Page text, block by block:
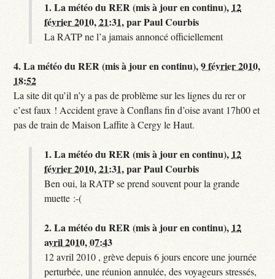
1.La météo du RER (mis à jour en continu), 12
février 2010, 21:31,parPaul Courbis
La RATP ne l’a jamais annoncé officiellement
4.La météo du RER (mis à jour en continu),9 février 2010,
18:52
La site dit qu’il n’y a pas de problème sur les lignes du rer or
c’est faux ! Accident grave à Conflans fin d’oise avant 17h00 et
pas de train de Maison Laffite à Cergy le Haut.
1.La météo du RER (mis à jour en continu), 12
février 2010, 21:31,parPaul Courbis
Ben oui, la RATP se prend souvent pour la grande
muette :-(
2.La météo du RER (mis à jour en continu), 12
avril 2010, 07:43
12 avril 2010 , grève depuis 6 jours encore une journée
perturbée, une réunion annulée, des voyageurs stressés,